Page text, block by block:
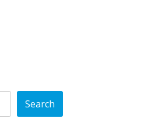
Search